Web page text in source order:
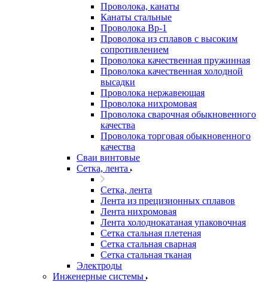
Проволока, канаты
Канаты стальные
Проволока Вр-1
Проволока из сплавов с высоким
сопротивлением
Проволока качественная пружинная
Проволока качественная холодной
высадки
Проволока нержавеющая
Проволока нихромовая
Проволока сварочная обыкновенного
качества
Проволока торговая обыкновенного
качества
Сваи винтовые
Сетка, лента
Сетка, лента
Лента из прецизионных сплавов
Лента нихромовая
Лента холоднокатаная упаковочная
Сетка стальная плетеная
Сетка стальная сварная
Сетка стальная тканая
Электроды
Инженерные системы